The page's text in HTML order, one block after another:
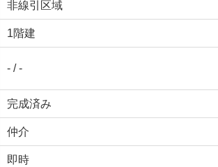
非線引区域
1階建
- / -
完成済み
仲介
即時